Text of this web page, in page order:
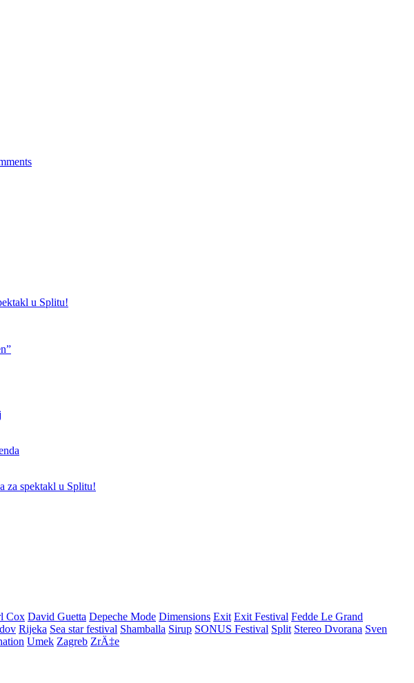
u Splitu!
za spektakl u Splitu!
Cox David Guetta Depeche Mode Dimensions Exit Exit Festival Fedde Le Grand
Rijeka Sea star festival Shamballa Sirup SONUS Festival Split Stereo Dvorana Sven
Umek Zagreb ZrÄ‡e